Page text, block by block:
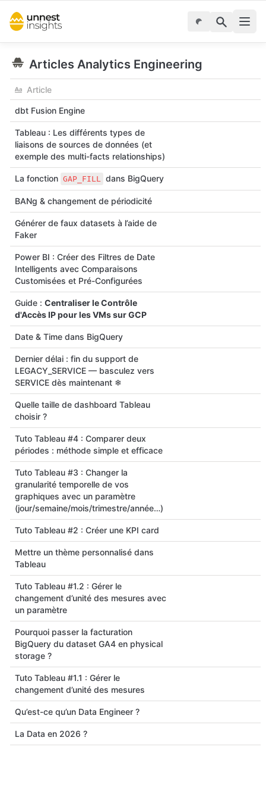
Articles Analytics Engineering
Article
dbt Fusion Engine
Tableau : Les différents types de
liaisons de sources de données (et
exemple des multi-facts relationships)
La fonction GAP_FILL dans BigQuery
BANg & changement de périodicité
Générer de faux datasets à l’aide de
Faker
Power BI : Créer des Filtres de Date
Intelligents avec Comparaisons
Customisées et Pré-Configurées
Guide : Centraliser le Contrôle
d'Accès IP pour les VMs sur GCP
Date & Time dans BigQuery
Dernier délai : fin du support de
LEGACY_SERVICE — basculez vers
SERVICE dès maintenant ❄
Quelle taille de dashboard Tableau
choisir ?
Tuto Tableau #4 : Comparer deux
périodes : méthode simple et efficace
Tuto Tableau #3 : Changer la
granularité temporelle de vos
graphiques avec un paramètre
(jour/semaine/mois/trimestre/année…)
Tuto Tableau #2 : Créer une KPI card
Mettre un thème personnalisé dans
Tableau
Tuto Tableau #1.2 : Gérer le
changement d’unité des mesures avec
un paramètre
Pourquoi passer la facturation
BigQuery du dataset GA4 en physical
storage ?
Tuto Tableau #1.1 : Gérer le
changement d’unité des mesures
Qu’est-ce qu’un Data Engineer ?
La Data en 2026 ?